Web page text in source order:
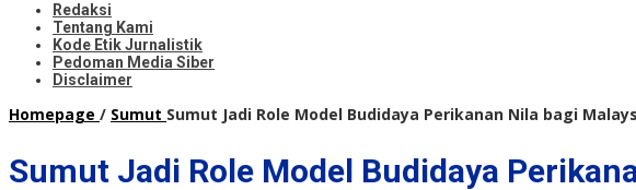
Redaksi
Tentang Kami
Kode Etik Jurnalistik
Pedoman Media Siber
Disclaimer
Homepage / Sumut Sumut Jadi Role Model Budidaya Perikanan Nila bagi
Sumut Jadi Role Model Budidaya